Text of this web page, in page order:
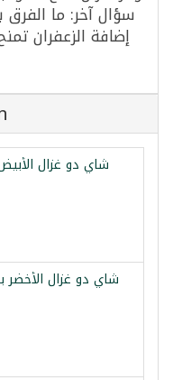
سؤال آخر: ما
إضافة الزعفران
شاي دو غزال الأبيض
شاي دو غزال الأخضر